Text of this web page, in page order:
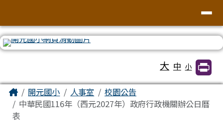
臺南市北區開元國民小學全球資訊網
大 中 小
主內容區域
Home開元國小 人事室
校園公告
中華民國116年（西元2027年）政府行政機關辦公日曆
表
頁尾區域